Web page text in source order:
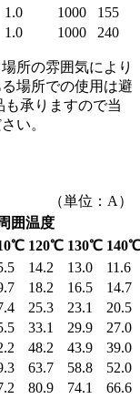
1.0 1000
155
1.0 1000 240
所の雰囲気により
場所での使用は避
承りますので当
い。
（単位：A）
囲温度
120℃ 130℃
14.2 13.0
11.6
18.2 16.5
14.7
25.3 23.1
20.5
33.1 29.9
27.0
48.2 43.9
39.0
63.7 58.8
52.0
80.9 74.1
66.6